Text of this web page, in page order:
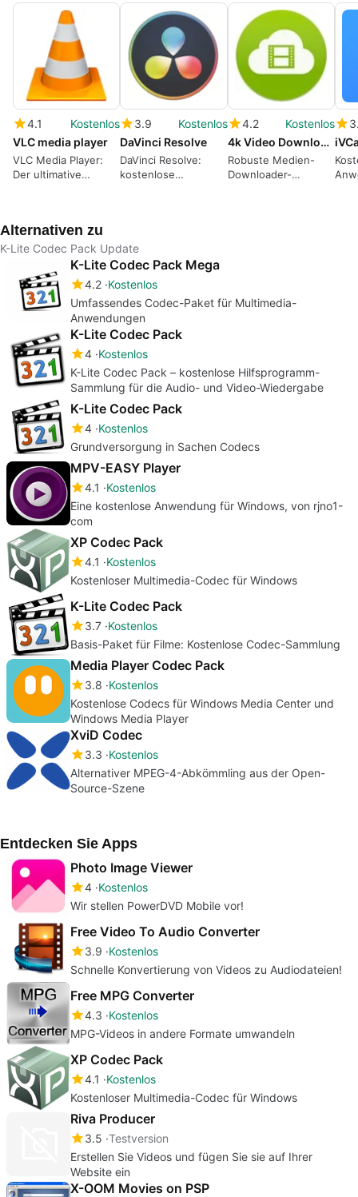
4.1
Kostenlos
VLC media player
VLC Media Player:
Der ultimative
3.9
Kostenlos
DaVinci Resolve
DaVinci Resolve:
kostenlose
4.2
Kostenlos
4k Video Downloader
Robuste Medien-
Downloader-
Alternativen zu
K-Lite Codec Pack Update
K-Lite Codec Pack Mega
4.2 Kostenlos
Umfassendes Codec-Paket für Multimedia-
Anwendungen
K-Lite Codec Pack
4 Kostenlos
K-Lite Codec Pack – kostenlose Hilfsprogramm-
Sammlung für die Audio- und Video-Wiedergabe
K-Lite Codec Pack
4 Kostenlos
Grundversorgung in Sachen Codecs
MPV-EASY Player
4.1
Kostenlos
Eine kostenlose Anwendung für Windows, von rjno1-
com
XP Codec Pack
4.1
Kostenlos
Kostenloser Multimedia-Codec für Windows
K-Lite Codec Pack
3.7 Kostenlos
Basis-Paket für Filme: Kostenlose Codec-Sammlung
Media Player Codec Pack
3.8 Kostenlos
Kostenlose Codecs für Windows Media Center und
Windows Media Player
XviD Codec
3.3 Kostenlos
Alternativer MPEG-4-Abkömmling aus der Open-
Source-Szene
Entdecken Sie Apps
Photo Image Viewer
4 Kostenlos
Wir stellen PowerDVD Mobile vor!
Free Video To Audio Converter
3.9 Kostenlos
Schnelle Konvertierung von Videos zu Audiodateien!
Free MPG Converter
4.3 Kostenlos
MPG-Videos in andere Formate umwandeln
XP Codec Pack
4.1
Kostenlos
Kostenloser Multimedia-Codec für Windows
Riva Producer
3.5 Testversion
Erstellen Sie Videos und fügen Sie sie auf Ihrer
Website ein
X-OOM Movies on PSP